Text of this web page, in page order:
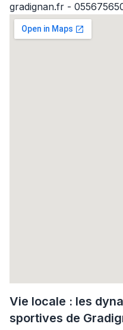
gradignan.fr -
Vie locale : les
sportives de